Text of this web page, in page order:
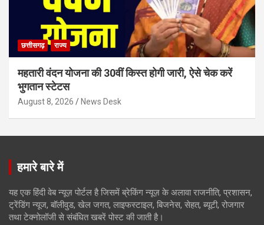
छत्तीसगढ़ राज्य
महतारी वंदन योजना की 30वीं किस्त होगी जारी, ऐसे चेक करें
भुगतान स्टेटस
August 8, 2026 News Desk
हमारे बारे में
यह एक हिंदी वेब न्यूज़ पोर्टल है जिसमें ब्रेकिंग न्यूज़ के अलावा राजनीति, प्रशासन,
ट्रेंडिंग न्यूज, बॉलीवुड, खेल जगत, लाइफस्टाइल, बिजनेस, सेहत, ब्यूटी, रोजगार
तथा टेक्नोलॉजी से संबंधित खबरें पोस्ट की जाती है।